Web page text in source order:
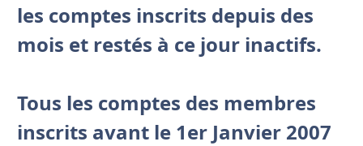
les comptes inscrits depuis des
mois et restés à ce jour inactifs.
Tous les comptes des membres
inscrits avant le 1er Janvier 2007